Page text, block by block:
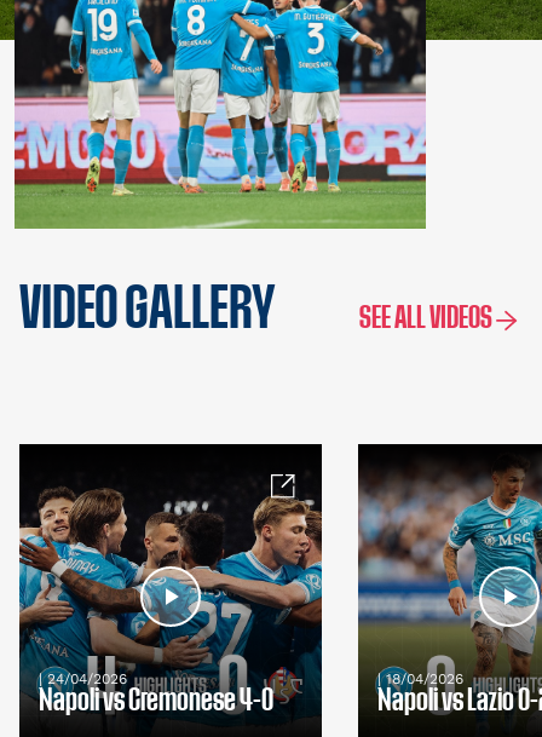
VIDEO GALLERY SEE ALL VIDEOS
| 24/04/2026
Napoli vs Cremonese 4-0
| 18/04/2026
Napoli vs Lazio